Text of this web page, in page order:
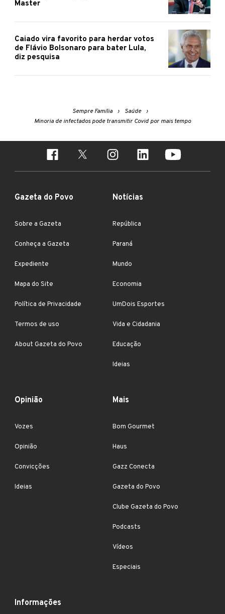
Master
Caiado vira favorito para herdar votos
de Flávio Bolsonaro para bater Lula,
diz pesquisa
Sempre Família
Saúde
Minoria de infectados pode transmitir Covid por mais tempo
Gazeta do Povo
Sobre a Gazeta
Conheça a Gazeta
Expediente
Mapa do Site
Política de Privacidade
Termos de uso
About Gazeta do Povo
Notícias
República
Paraná
Mundo
Economia
UmDois Esportes
Vida e Cidadania
Educação
Ideias
Opinião
Vozes
Opinião
Convicções
Ideias
Mais
Bom Gourmet
Haus
Gazz Conecta
Gazeta do Povo
Clube Gazeta do Povo
Podcasts
Vídeos
Especiais
Informações